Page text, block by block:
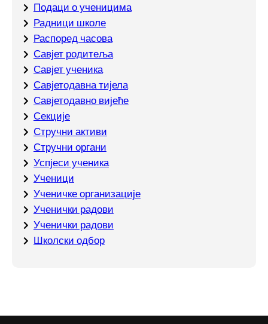
Подаци о ученицима
Радници школе
Распоред часова
Савјет родитеља
Савјет ученика
Савјетодавна тијела
Савјетодавно вијеће
Секције
Стручни активи
Стручни органи
Успјеси ученика
Ученици
Ученичке организације
Ученички радови
Ученички радови
Школски одбор